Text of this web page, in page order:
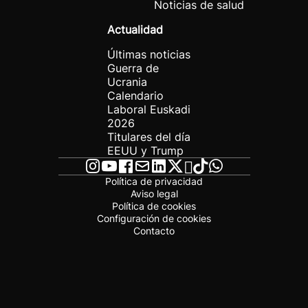
Noticias de salud
Actualidad
Últimas noticias
Guerra de
Ucrania
Calendario
Laboral Euskadi
2026
Titulares del día
EEUU y Trump
Política de privacidad
Aviso legal
Política de cookies
Configuración de cookies
Contacto